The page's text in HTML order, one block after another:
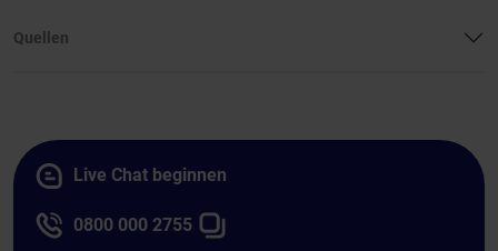
Quellen
Live Chat beginnen
0800 000 2755